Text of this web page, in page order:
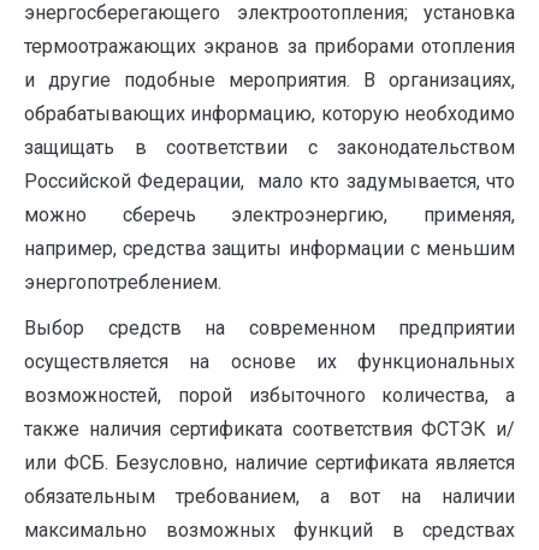
энергосберегающего электроотопления; установка
термоотражающих экранов за приборами отопления
и другие подобные мероприятия. В организациях,
обрабатывающих информацию, которую необходимо
защищать в соответствии с законодательством
Российской Федерации, мало кто задумывается, что
можно сберечь электроэнергию, применяя,
например, средства защиты информации с меньшим
энергопотреблением.
Выбор средств на современном предприятии
осуществляется на основе их функциональных
возможностей, порой избыточного количества, а
также наличия сертификата соответствия ФСТЭК и/
или ФСБ. Безусловно, наличие сертификата является
обязательным требованием, а вот на наличии
максимально возможных функций в средствах